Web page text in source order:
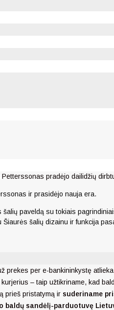
pradėjo dailidžių
ir prasidėjo nauja era.
paveldą su tokiais
šalių dizainu ir funkcija
prekes per e-bankininkystę
– taip užtikriname, kad
prieš pristatymą ir suderiname
baldų sandėlį-parduotuvę